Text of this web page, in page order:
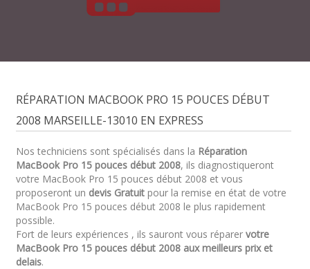
RÉPARATION MACBOOK PRO 15 POUCES DÉBUT
2008 MARSEILLE-13010 EN EXPRESS
Nos techniciens sont spécialisés dans la Réparation
MacBook Pro 15 pouces début 2008, ils diagnostiqueront
votre MacBook Pro 15 pouces début 2008 et vous
proposeront un devis Gratuitpour la remise en état de votre
MacBook Pro 15 pouces début 2008 le plus rapidement
possible.
Fort de leurs expériences , ils sauront vous réparer votre
MacBook Pro 15 pouces début 2008 aux meilleurs prix et
delais.